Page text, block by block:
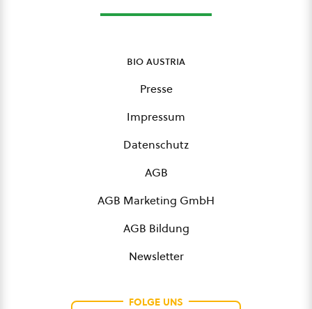
bio austria
Presse
Impressum
Datenschutz
AGB
AGB Marketing GmbH
AGB Bildung
Newsletter
FOLGE UNS